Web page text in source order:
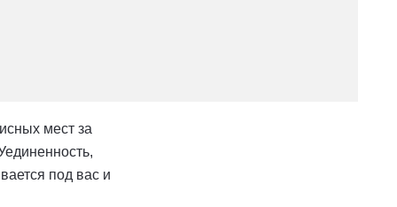
мест за
под вас и